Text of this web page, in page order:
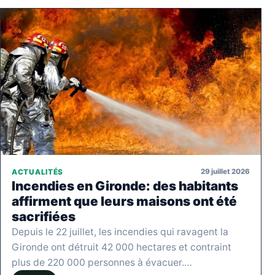
ACTUALITÉS 29 juillet 2026
Incendies en Gironde: des habitants
affirment que leurs maisons ont été
sacrifiées
Depuis le 22 juillet, les incendies qui ravagent la
Gironde ont détruit 42 000 hectares et contraint
plus de 220 000 personnes à évacuer.…